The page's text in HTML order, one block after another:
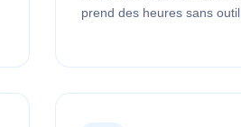
prend des heures sans outil